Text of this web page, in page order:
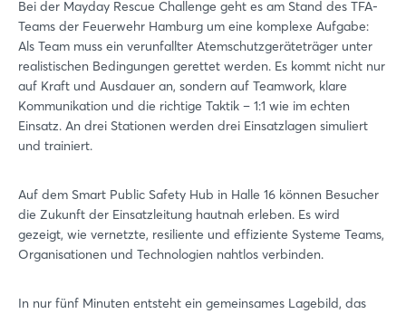
Bei der Mayday Rescue Challenge geht es am Stand des TFA-
Teams der Feuerwehr Hamburg um eine komplexe Aufgabe:
Als Team muss ein verunfallter Atemschutzgeräteträger unter
realistischen Bedingungen gerettet werden. Es kommt nicht nur
auf Kraft und Ausdauer an, sondern auf Teamwork, klare
Kommunikation und die richtige Taktik – 1:1 wie im echten
Einsatz. An drei Stationen werden drei Einsatzlagen simuliert
und trainiert.
Auf dem Smart Public Safety Hub in Halle 16 können Besucher
die Zukunft der Einsatzleitung hautnah erleben. Es wird
gezeigt, wie vernetzte, resiliente und effiziente Systeme Teams,
Organisationen und Technologien nahtlos verbinden.
In nur fünf Minuten entsteht ein gemeinsames Lagebild, das